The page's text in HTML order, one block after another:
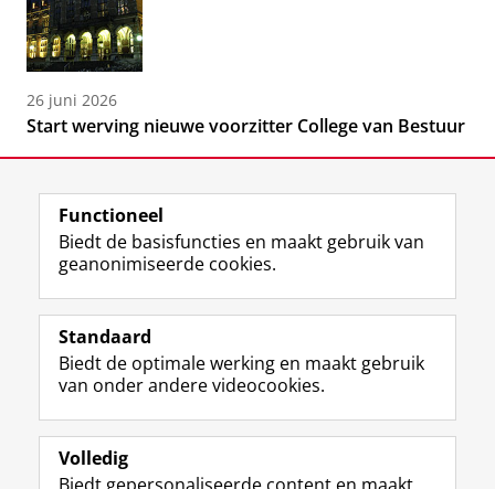
26 juni 2026
Start werving nieuwe voorzitter College van Bestuur
Volg de RUG
F
a
e
b
o
p
L
i
k
e
I
-
R
S
-
f
e
R
I
n
t
r
m
Y
o
T
e
k
Studiekiezers
Alumni
Functioneel
Biedt de basisfuncties en maakt gebruik van
geanonimiseerde cookies.
Standaard
Biedt de optimale werking en maakt gebruik
van onder andere videocookies.
Volledig